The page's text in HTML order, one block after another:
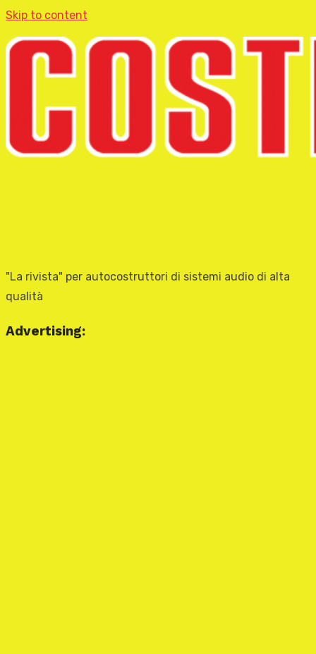
Skip to content
"La rivista" per autocostruttori di sistemi audio di alta
qualità
Advertising: